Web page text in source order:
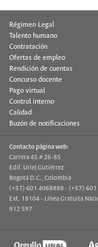
Régimen Legal
Talento humano
Contratación
Ofertas de empleo
Rendición de cuentas
Concurso docente
Pago virtual
Control interno
Calidad
Buzón de notificaciones
Contacto página web:
Carrera 45 # 26-85
Edif. Uriel Gutiérrez
Bogotá D.C., Colombia
(+57) 601 4068888 - (+57)
Ext. 18104 - Línea Gratuita
912 597